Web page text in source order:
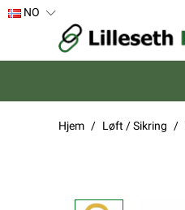
NO
Hjem Løft / Sikring